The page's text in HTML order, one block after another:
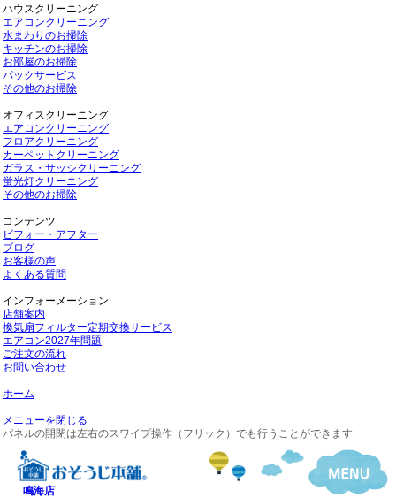
ハウスクリーニング
エアコンクリーニング
水まわりのお掃除
キッチンのお掃除
お部屋のお掃除
パックサービス
その他のお掃除
オフィスクリーニング
エアコンクリーニング
フロアクリーニング
カーペットクリーニング
ガラス・サッシクリーニング
蛍光灯クリーニング
その他のお掃除
コンテンツ
ビフォー・アフター
ブログ
お客様の声
よくある質問
インフォーメーション
店舗案内
換気扇フィルター定期交換サービス
エアコン2027年問題
ご注文の流れ
お問い合わせ
ホーム
メニューを閉じる
パネルの開閉は左右のスワイプ操作（フリック）でも行うことができます
鳴海店